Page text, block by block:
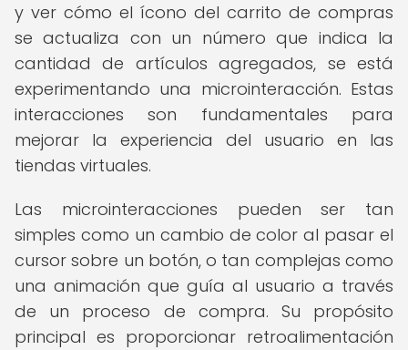
y ver cómo el ícono del carrito de compras
se actualiza con un número que indica la
cantidad de artículos agregados, se está
experimentando una microinteracción. Estas
interacciones son fundamentales para
mejorar la experiencia del usuario en las
tiendas virtuales.
Las microinteracciones pueden ser tan
simples como un cambio de color al pasar el
cursor sobre un botón, o tan complejas como
una animación que guía al usuario a través
de un proceso de compra. Su propósito
principal es proporcionar retroalimentación